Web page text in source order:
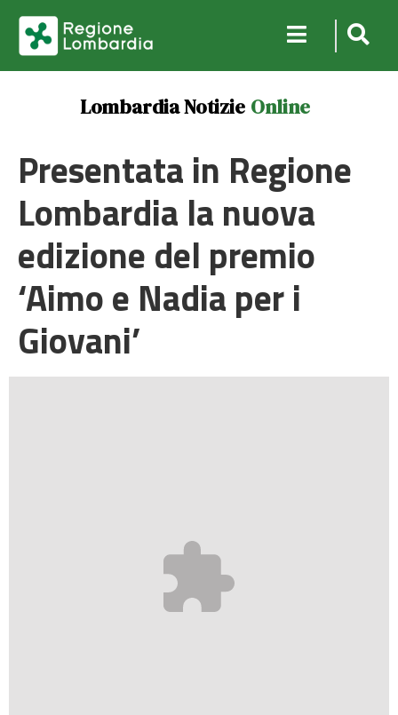
Lombardia Notizie Online
Presentata in Regione
Lombardia la nuova
edizione del premio
‘Aimo e Nadia per i
Giovani’